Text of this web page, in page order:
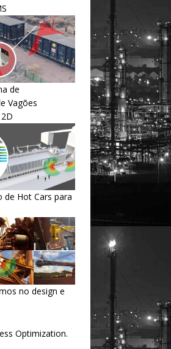
de
Vagões
Hot Cars para
no design e
Optimization.